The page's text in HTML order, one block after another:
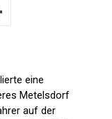
eine
Metelsdorf
auf der